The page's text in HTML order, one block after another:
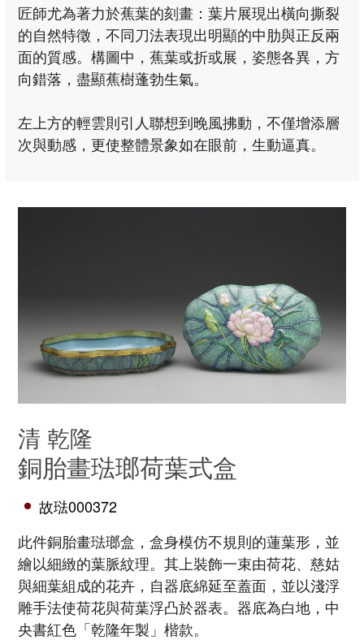
匠師尤為著力於蕉葉的刻畫：葉片展現出橫向撕裂
的自然特徵，不同刀法表現出明顯的中肋與正反兩
面的質感。構圖中，蕉葉或折或展，姿態各異，方
向錯落，盡顯蕉樹蓬勃生氣。
左上方的輕雲則引人聯想到晚風拂動，不僅增添層
次與動感，更使整體景象如在眼前，生動逼真。
清 乾隆
銅胎畫琺瑯荷葉式盒
故琺000372
此件銅胎畫琺瑯盒，盒身模仿不規則的蓮葉形，並
繪以細緻的葉脈紋理。其上裝飾一束由荷花、慈姑
與細葉組成的花卉，自器底綿延至蓋面，並以淺浮
雕手法使荷花與荷葉浮凸於器表。器底為白地，中
央書紅色「乾隆年製」楷款。